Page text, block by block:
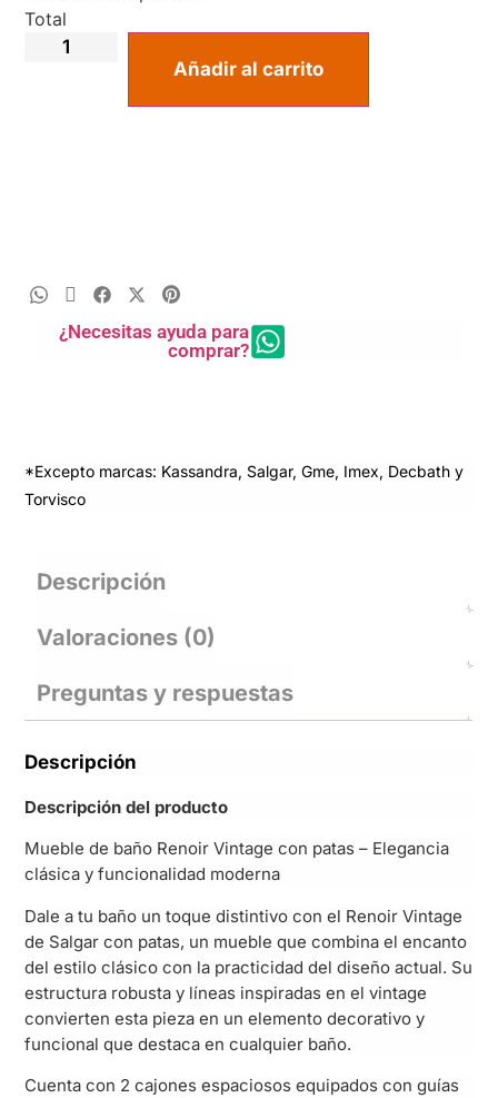
Total
Añadir al carrito
¿Necesitas ayuda para
comprar?
*Excepto marcas: Kassandra, Salgar, Gme, Imex, Decbath y
Torvisco
Descripción
Valoraciones (0)
Preguntas y respuestas
Descripción
Descripción del producto
Mueble de baño Renoir Vintage con patas – Elegancia
clásica y funcionalidad moderna
Dale a tu baño un toque distintivo con el Renoir Vintage
de Salgar con patas, un mueble que combina el encanto
del estilo clásico con la practicidad del diseño actual. Su
estructura robusta y líneas inspiradas en el vintage
convierten esta pieza en un elemento decorativo y
funcional que destaca en cualquier baño.
Cuenta con 2 cajones espaciosos equipados con guías